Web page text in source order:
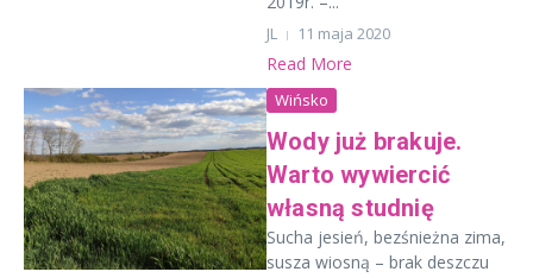
JL 11 maja 2020
Read More
Wińsko
Wody już brakuje.
Warto wywiercić
własną studnię
Sucha jesień, bezśnieżna zima,
susza wiosną – brak deszczu